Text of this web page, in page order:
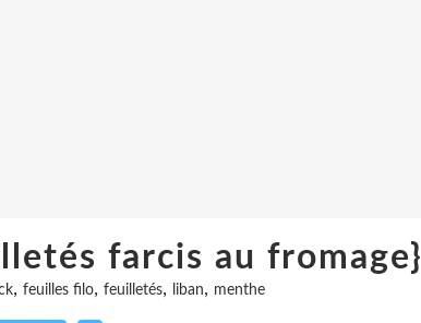
farcis au fromage}
, feuilles filo, feuilletés, liban, menthe